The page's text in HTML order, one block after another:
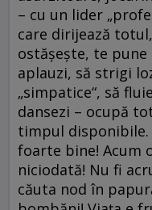
– cu un lider
care dirijează
ostăşeşte, te pune
aplauzi, să strigi
„simpatice“, să
dansezi – ocupă
timpul disponibile.
foarte bine! Acum
niciodată! Nu fi
căuta nod în